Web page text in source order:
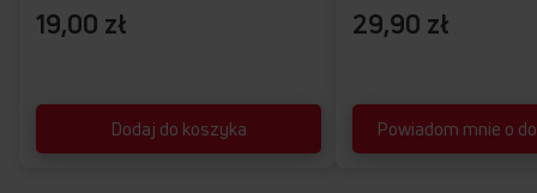
19,00 zł
Dodaj do koszyka
29,90 zł
Powiadom mnie o